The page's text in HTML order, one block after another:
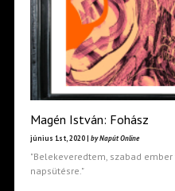
Magén István: Fohász
június 1st, 2020 | by Napút Online
"Belekeveredtem, szabad
napsütésre."